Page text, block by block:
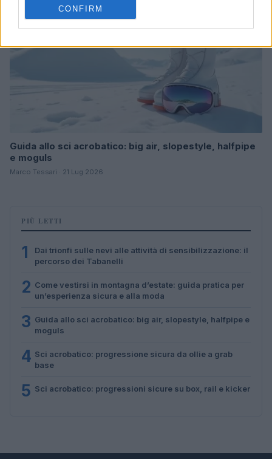
CONFIRM
Guida allo sci acrobatico: big air, slopestyle, halfpipe
e moguls
Marco Tessari · 21 Lug 2026
PIÙ LETTI
1
Dai trionfi sulle nevi alle attività di sensibilizzazione: il
percorso dei Tabanelli
2 Come vestirsi in montagna d’estate: guida pratica per
un’esperienza sicura e alla moda
3 Guida allo sci acrobatico: big air, slopestyle, halfpipe e
moguls
4 Sci acrobatico: progressione sicura da ollie a grab
base
5 Sci acrobatico: progressioni sicure su box, rail e kicker